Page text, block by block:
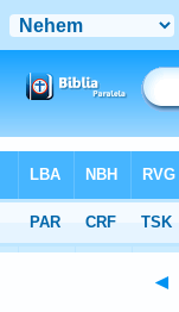
>Nehemías Capítulo 13 > Verso 25
◄